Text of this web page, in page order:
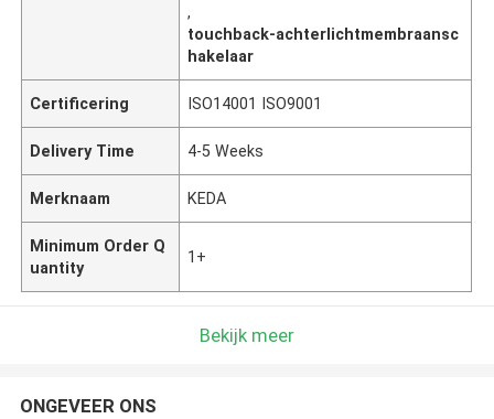
,
touchback-achterlichtmembraansc
hakelaar
Certificering ISO14001 ISO9001
Delivery Time 4-5 Weeks
Merknaam KEDA
Minimum Order Q
uantity
1+
Bekijk meer
ONGEVEER ONS